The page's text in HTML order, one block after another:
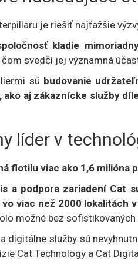
je riešiť najťažšie
kladie
čom svedčí jej významná
sú budovanie
ako aj zákaznícke služby
líder v
flotilu viac ako 1,6 milióna
a podpora zariadení Cat
vo viac než 2000 lokalitách
možné bez
digitálne služby sú
Cat Technology a Cat